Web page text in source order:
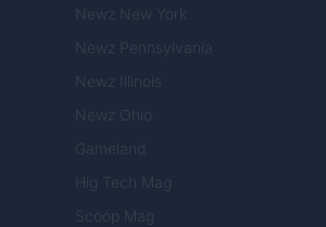
Newz New York
Newz Pennsylvania
Newz Illinois
Newz Ohio
Gameland
Hig Tech Mag
Scoop Mag